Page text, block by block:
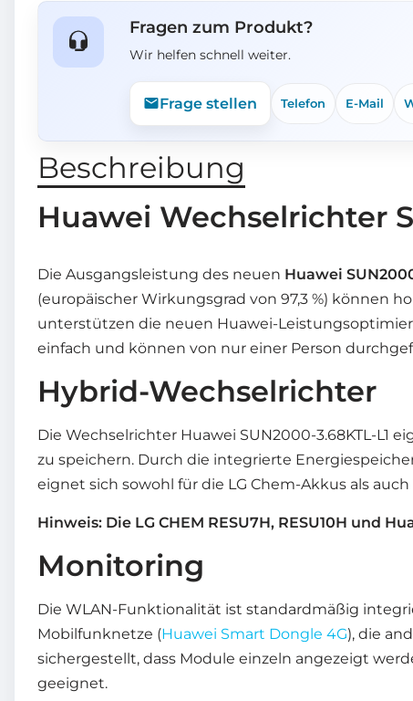
Fragen zum Produkt?
Wir helfen schnell weiter.
Frage stellen Telefon E-Mail
Beschreibung
Huawei Wechselrichter
Die Ausgangsleistung des neuen Huawei
(europäischer Wirkungsgrad von 97,3 %) können
unterstützen die neuen Huawei-
einfach und können von nur einer Person
Hybrid-Wechselrichter
Die Wechselrichter Huawei SUN2000-3.68KTL-L1
zu speichern. Durch die integrierte
eignet sich sowohl für die LG Chem-Akkus als
Hinweis: Die LG CHEM RESU7H, RESU10H und
Monitoring
Die WLAN-Funktionalität ist standardmäßig
Mobilfunknetze (Huawei Smart Dongle 4G), die
sichergestellt, dass Module einzeln angezeigt
geeignet.